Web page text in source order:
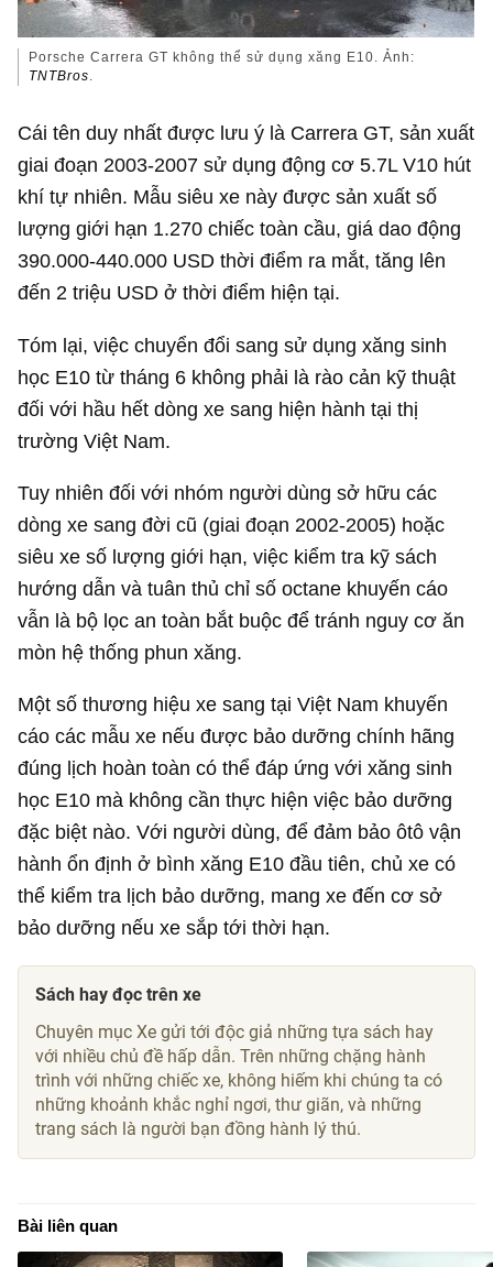
Porsche Carrera GT không thể sử dụng xăng E10. Ảnh:
TNTBros.
Cái tên duy nhất được lưu ý là Carrera GT, sản xuất
giai đoạn 2003-2007 sử dụng động cơ 5.7L V10 hút
khí tự nhiên. Mẫu siêu xe này được sản xuất số
lượng giới hạn 1.270 chiếc toàn cầu, giá dao động
390.000-440.000 USD thời điểm ra mắt, tăng lên
đến 2 triệu USD ở thời điểm hiện tại.
Tóm lại, việc chuyển đổi sang sử dụng xăng sinh
học E10 từ tháng 6 không phải là rào cản kỹ thuật
đối với hầu hết dòng xe sang hiện hành tại thị
trường Việt Nam.
Tuy nhiên đối với nhóm người dùng sở hữu các
dòng xe sang đời cũ (giai đoạn 2002-2005) hoặc
siêu xe số lượng giới hạn, việc kiểm tra kỹ sách
hướng dẫn và tuân thủ chỉ số octane khuyến cáo
vẫn là bộ lọc an toàn bắt buộc để tránh nguy cơ ăn
mòn hệ thống phun xăng.
Một số thương hiệu xe sang tại Việt Nam khuyến
cáo các mẫu xe nếu được bảo dưỡng chính hãng
đúng lịch hoàn toàn có thể đáp ứng với xăng sinh
học E10 mà không cần thực hiện việc bảo dưỡng
đặc biệt nào. Với người dùng, để đảm bảo ôtô vận
hành ổn định ở bình xăng E10 đầu tiên, chủ xe có
thể kiểm tra lịch bảo dưỡng, mang xe đến cơ sở
bảo dưỡng nếu xe sắp tới thời hạn.
Sách hay đọc trên xe
Chuyên mục Xe gửi tới độc giả những tựa sách hay
với nhiều chủ đề hấp dẫn. Trên những chặng hành
trình với những chiếc xe, không hiếm khi chúng ta có
những khoảnh khắc nghỉ ngơi, thư giãn, và những
trang sách là người bạn đồng hành lý thú.
Bài liên quan